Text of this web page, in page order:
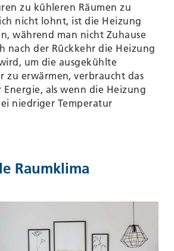
zu kühleren Räumen zu
nicht lohnt, ist die Heizung
während man nicht Zuhause
nach der Rückkehr die Heizung
um die ausgekühlte
zu erwärmen, verbraucht das
als wenn die Heizung
niedriger Temperatur
Raumklima